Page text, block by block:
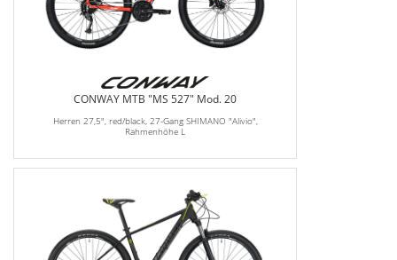
CONWAY MTB "MS 527" Mod. 20
Herren 27,5", red/black, 27-Gang SHIMANO "Alivio",
Rahmenhöhe L